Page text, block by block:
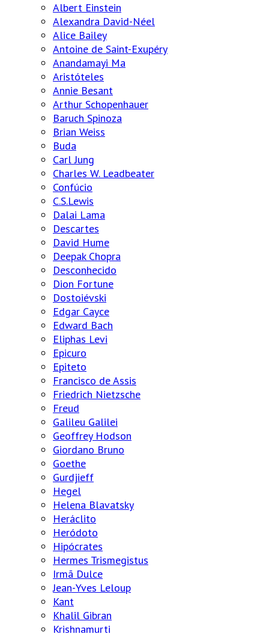
Albert Einstein
Alexandra David-Néel
Alice Bailey
Antoine de Saint-Exupéry
Anandamayi Ma
Aristóteles
Annie Besant
Arthur Schopenhauer
Baruch Spinoza
Brian Weiss
Buda
Carl Jung
Charles W. Leadbeater
Confúcio
C.S.Lewis
Dalai Lama
Descartes
David Hume
Deepak Chopra
Desconhecido
Dion Fortune
Dostoiévski
Edgar Cayce
Edward Bach
Eliphas Levi
Epicuro
Epiteto
Francisco de Assis
Friedrich Nietzsche
Freud
Galileu Galilei
Geoffrey Hodson
Giordano Bruno
Goethe
Gurdjieff
Hegel
Helena Blavatsky
Heráclito
Heródoto
Hipócrates
Hermes Trismegistus
Irmã Dulce
Jean-Yves Leloup
Kant
Khalil Gibran
Krishnamurti